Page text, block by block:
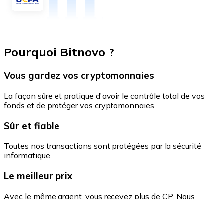
Pourquoi Bitnovo ?
Vous gardez vos cryptomonnaies
La façon sûre et pratique d'avoir le contrôle total de vos
fonds et de protéger vos cryptomonnaies.
Sûr et fiable
Toutes nos transactions sont protégées par la sécurité
informatique.
Le meilleur prix
Avec le même argent, vous recevez plus de OP. Nous